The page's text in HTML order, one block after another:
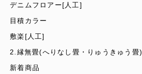
デニムフロアー[人工]
目積カラー
敷楽[人工]
2.縁無畳(へりなし畳・りゅうきゅう畳)
新着商品